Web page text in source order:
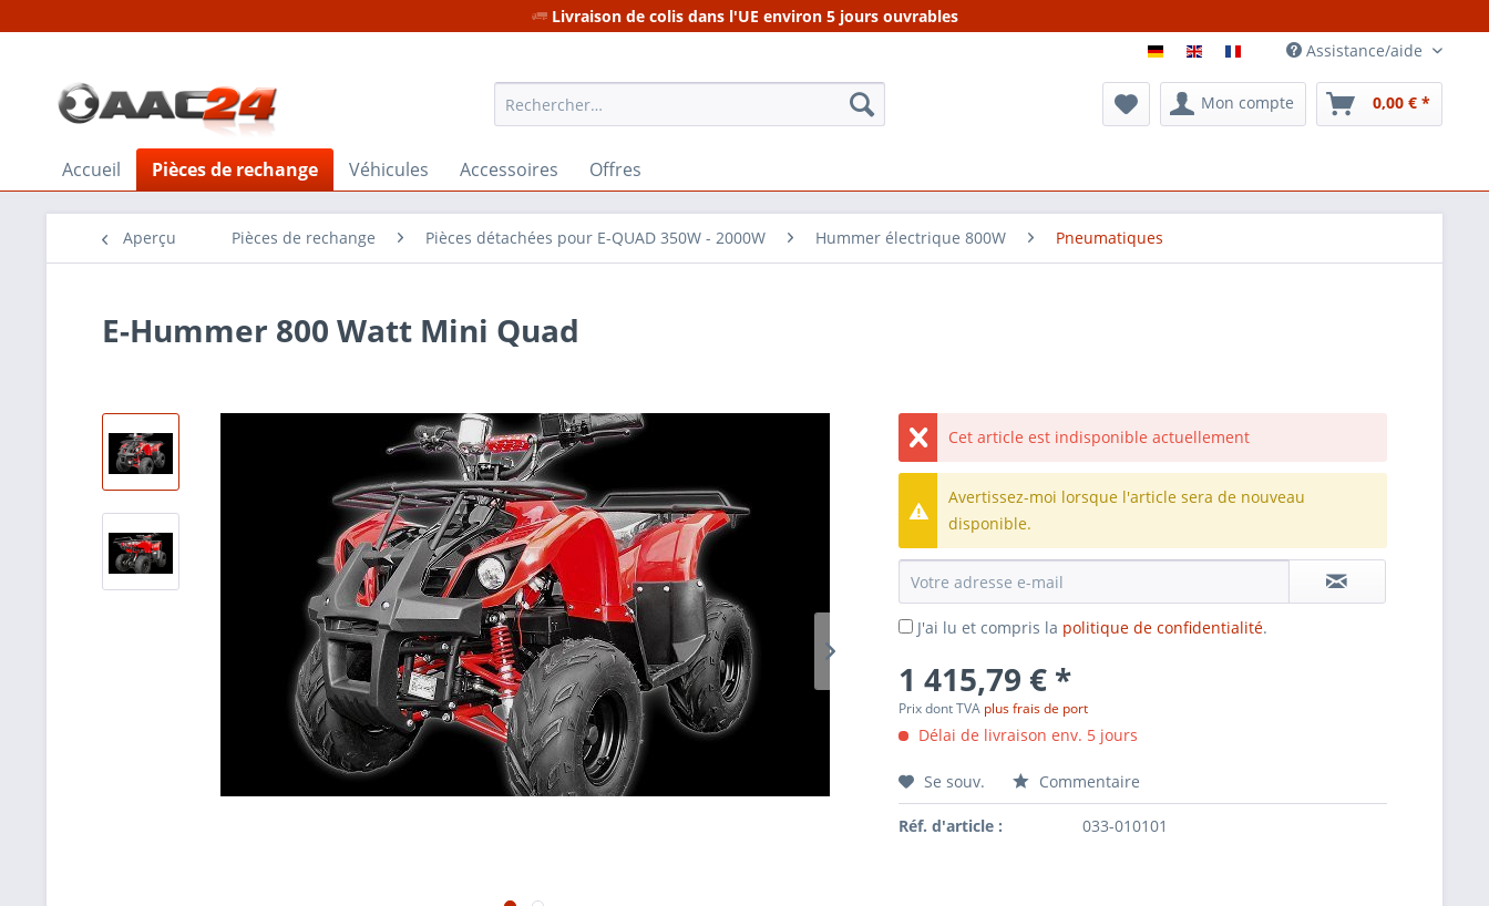
Livraison de colis dans l'UE environ 5 jours ouvrables
Assistance/aide
Mon compte 0,00 € *
Accueil Pièces de rechange Véhicules Accessoires Offres
Aperçu Pièces de rechange Pièces détachées pour E-QUAD 350W - 2000W Hummer électrique 800W Pneumatiques
E-Hummer 800 Watt Mini Quad
Cet article est indisponible actuellement
Avertissez-moi lorsque l'article sera de nouveau
disponible.
J'ai lu et compris la politique de confidentialité.
1 415,79 € *
Prix dont TVA plus frais de port
Délai de livraison env. 5 jours
Se souv. Commentaire
Réf. d'article : 033-010101